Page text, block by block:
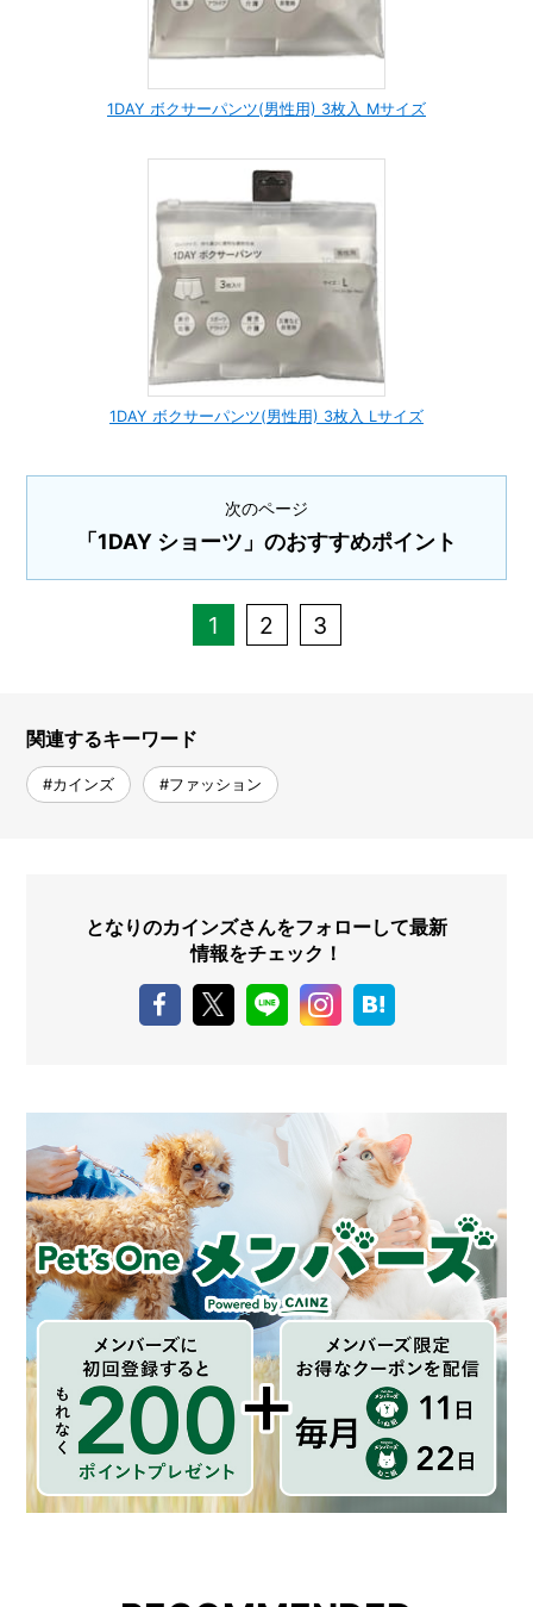
1DAY ボクサーパンツ(男性用) 3枚入 Mサイズ
1DAY ボクサーパンツ(男性用) 3枚入 Lサイズ
次のページ
「1DAY ショーツ」のおすすめポイント
1 2 3
関連するキーワード
#カインズ #ファッション
となりのカインズさんをフォローして最新
情報をチェック！